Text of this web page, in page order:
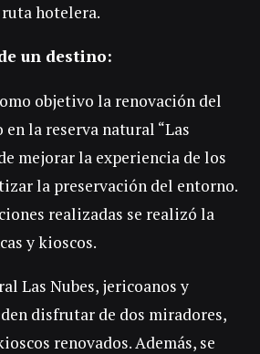
hotelera.
un destino:
objetivo la renovación del
la reserva natural “Las
mejorar la experiencia de los
la preservación del entorno.
realizadas se realizó la
y kioscos.
Las Nubes, jericoanos y
disfrutar de dos miradores,
renovados. Además, se